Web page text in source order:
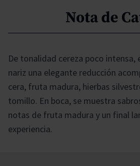
Nota de
De tonalidad cereza poco
nariz una elegante reducción
cera, fruta madura, hierbas
tomillo. En boca, se muestra
notas de fruta madura y un final
experiencia.